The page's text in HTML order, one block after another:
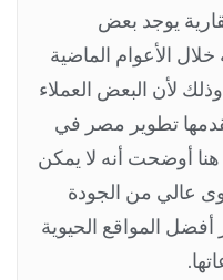
يوجد بعض
الأعوام الماضية
لأن البعض العملاء
تطوير مصر في
أوضحت أنه لا يمكن
عالي من الجودة
المواقع الحيوية